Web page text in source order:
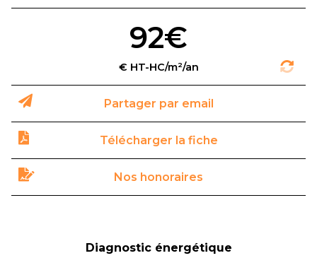
92€
Partager par email
Télécharger la fiche
Nos honoraires
Diagnostic énergétique